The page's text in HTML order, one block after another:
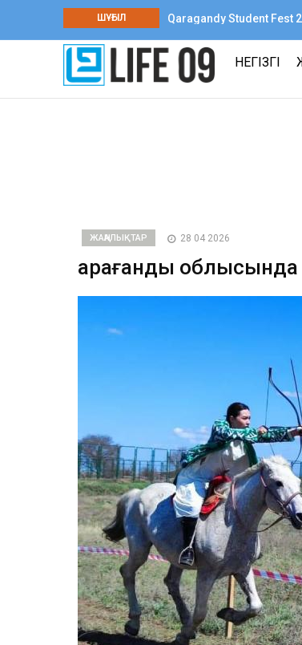
ШҰҒЫЛ
Qaragandy Student Fest
шығармашылық
НЕГІЗГІ
ЖАҢАЛЫҚТАР 28 04 2026
Қарағанды